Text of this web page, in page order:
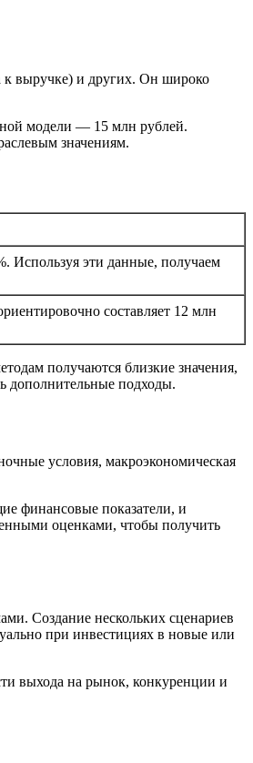
к выручке) и других. Он широко
модели — 15 млн рублей.
значениям.
Используя эти данные, получаем
составляет 12 млн
получаются близкие значения,
дополнительные подходы.
условия, макроэкономическая
финансовые показатели, и
оценками, чтобы получить
Создание нескольких сценариев
при инвестициях в новые или
выхода на рынок, конкуренции и